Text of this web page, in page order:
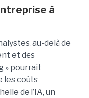
à
au-delà de
et des
» pourrait
les coûts
de l’IA, un